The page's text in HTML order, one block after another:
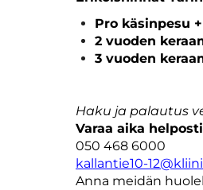
Pro käsinpesu
2 vuoden
3 vuoden
Haku ja palautus
Varaa aika
050 468 6000
kallantie10-
Anna meidän